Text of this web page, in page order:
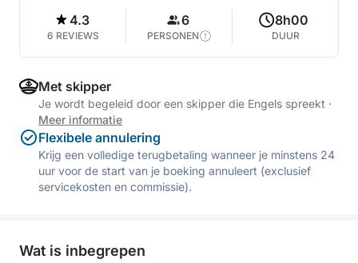
4.3
6 REVIEWS
6
PERSONEN
8h00
DUUR
Met skipper
Je wordt begeleid door een skipper die Engels spreekt ·
Meer informatie
Flexibele annulering
Krijg een volledige terugbetaling wanneer je minstens 24
uur voor de start van je boeking annuleert (exclusief
servicekosten en commissie).
Wat is inbegrepen